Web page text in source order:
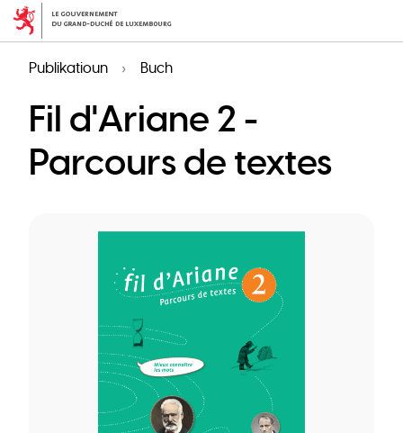
Skip
contentPublikatioun Buch
Fil d'Ariane 2 -
Parcours de textes